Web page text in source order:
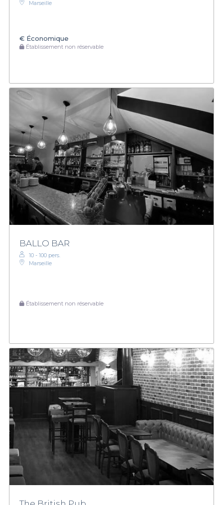
Marseille
€ Économique
Établissement non réservable
BALLO BAR
10 - 100 pers.
Marseille
Établissement non réservable